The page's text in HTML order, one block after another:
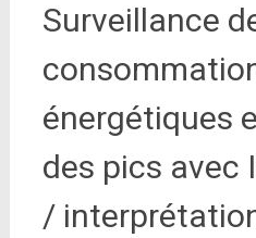
Surveillance
énergétiques
des pics avec
/